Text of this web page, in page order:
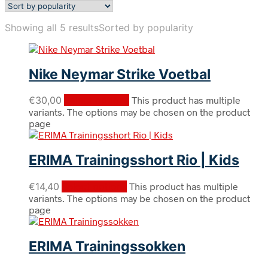
Showing all 5 resultsSorted by popularity
Nike Neymar Strike Voetbal
€30,00
This product has multiple
variants. The options may be chosen on the product
page
ERIMA Trainingsshort Rio | Kids
€14,40
This product has multiple
variants. The options may be chosen on the product
page
ERIMA Trainingssokken